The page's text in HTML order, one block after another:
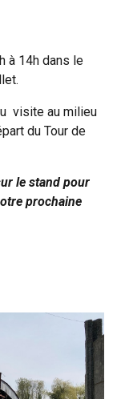
à 14h dans le
visite au milieu
du Tour de
le stand pour
prochaine